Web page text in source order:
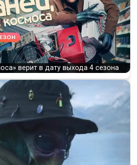
верит в дату выхода 4 сезона